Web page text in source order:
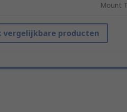
Mount
vergelijkbare producten